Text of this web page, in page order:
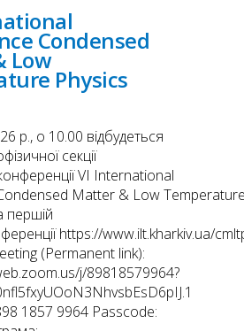
Condensed
Low
Physics
р., о 10.00 відбудеться
секції
VI International
Matter & Low
першій
https://www.ilt.kharkiv.ua/
(Permanent link):
j/89818579964?
1857 9964 Passcode: